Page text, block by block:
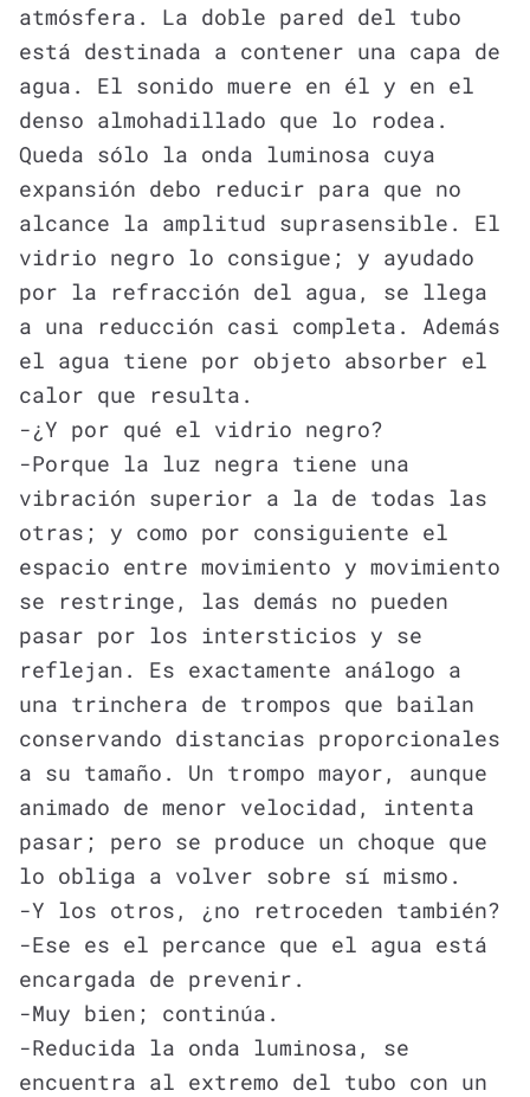
atmósfera. La doble pared del tubo
está destinada a contener una capa de
agua. El sonido muere en él y en el
denso almohadillado que lo rodea.
Queda sólo la onda luminosa cuya
expansión debo reducir para que no
alcance la amplitud suprasensible. El
vidrio negro lo consigue; y ayudado
por la refracción del agua, se llega
a una reducción casi completa. Además
el agua tiene por objeto absorber el
calor que resulta.
-¿Y por qué el vidrio negro?
-Porque la luz negra tiene una
vibración superior a la de todas las
otras; y como por consiguiente el
espacio entre movimiento y movimiento
se restringe, las demás no pueden
pasar por los intersticios y se
reflejan. Es exactamente análogo a
una trinchera de trompos que bailan
conservando distancias proporcionales
a su tamaño. Un trompo mayor, aunque
animado de menor velocidad, intenta
pasar; pero se produce un choque que
lo obliga a volver sobre sí mismo.
-Y los otros, ¿no retroceden también?
-Ese es el percance que el agua está
encargada de prevenir.
-Muy bien; continúa.
-Reducida la onda luminosa, se
encuentra al extremo del tubo con un